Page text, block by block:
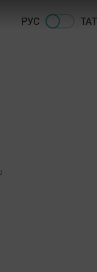
РУС ТАТ
0